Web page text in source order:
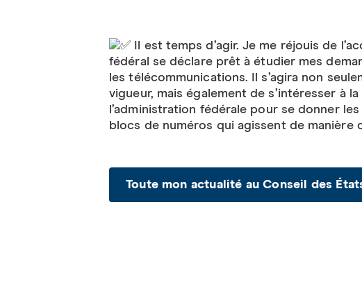
Il est temps d’agir. Je me réjouis de
fédéral se déclare prêt à étudier mes
les télécommunications. Il s’agira non
vigueur, mais également de s’intéresser
l’administration fédérale pour se donner
blocs de numéros qui agissent de manière
Toute mon actualité au Conseil des